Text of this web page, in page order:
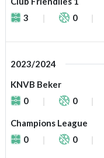
3
0
2023/2024
KNVB Beker
0
0
Champions League
0
0